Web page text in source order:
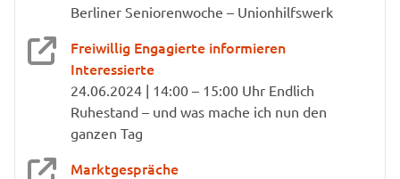
Berliner Seniorenwoche – Unionhilfswerk
Freiwillig Engagierte informieren
Interessierte
24.06.2024 | 14:00 – 15:00 Uhr Endlich
Ruhestand – und was mache ich nun den
ganzen Tag
Marktgespräche